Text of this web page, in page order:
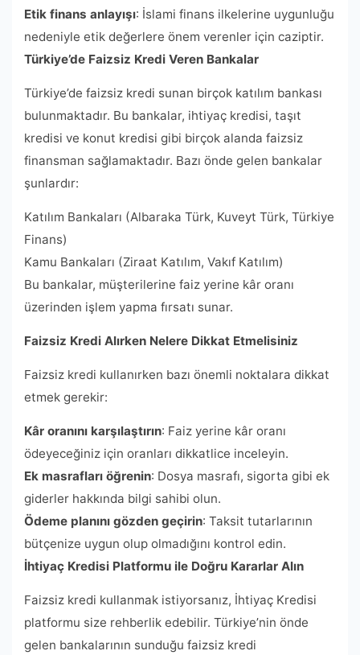
Etik finans anlayışı: İslami finans ilkelerine uygunluğu
nedeniyle etik değerlere önem verenler için caziptir.
Türkiye’de Faizsiz Kredi Veren Bankalar
Türkiye’de faizsiz kredi sunan birçok katılım bankası
bulunmaktadır. Bu bankalar, ihtiyaç kredisi, taşıt
kredisi ve konut kredisi gibi birçok alanda faizsiz
finansman sağlamaktadır. Bazı önde gelen bankalar
şunlardır:
Katılım Bankaları (Albaraka Türk, Kuveyt Türk, Türkiye
Finans)
Kamu Bankaları (Ziraat Katılım, Vakıf Katılım)
Bu bankalar, müşterilerine faiz yerine kâr oranı
üzerinden işlem yapma fırsatı sunar.
Faizsiz Kredi Alırken Nelere Dikkat Etmelisiniz
Faizsiz kredi kullanırken bazı önemli noktalara dikkat
etmek gerekir:
Kâr oranını karşılaştırın: Faiz yerine kâr oranı
ödeyeceğiniz için oranları dikkatlice inceleyin.
Ek masrafları öğrenin: Dosya masrafı, sigorta gibi ek
giderler hakkında bilgi sahibi olun.
Ödeme planını gözden geçirin: Taksit tutarlarının
bütçenize uygun olup olmadığını kontrol edin.
İhtiyaç Kredisi Platformu ile Doğru Kararlar Alın
Faizsiz kredi kullanmak istiyorsanız, İhtiyaç Kredisi
platformu size rehberlik edebilir. Türkiye’nin önde
gelen bankalarının sunduğu faizsiz kredi